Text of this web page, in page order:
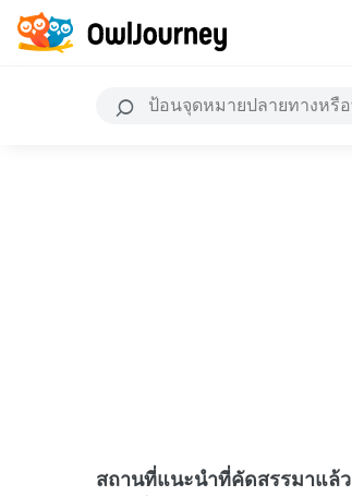
สถานที่แนะนำที่คัดสรรมาแล้ว